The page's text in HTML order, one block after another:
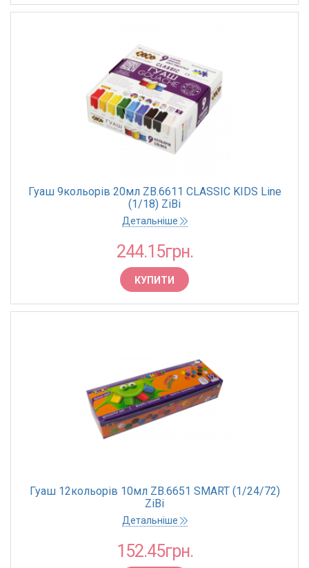
Гуаш 9кольорів 20мл ZB.6611 CLASSIC KIDS Line
(1/18) ZiBi
Детальніше
244.15грн.
КУПИТИ
Гуаш 12кольорів 10мл ZB.6651 SMART (1/24/72)
ZiBi
Детальніше
152.45грн.